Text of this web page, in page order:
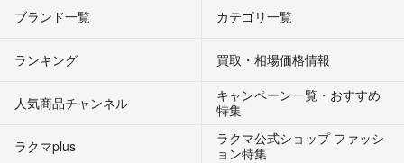
ブランド一覧 カテゴリ一覧
ランキング 買取・相場価格情報
人気商品チャンネル
キャンペーン一覧・おすすめ
特集
ラクマplus
ラクマ公式ショップ ファッシ
ョン特集